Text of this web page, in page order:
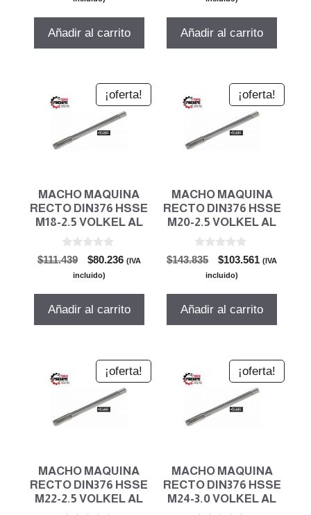
era:
es:
Añadir al carrito
era:
es:
Añadir al carrito
¡oferta!
MACHO MAQUINA
RECTO DIN376 HSSE
M18-2.5 VOLKEL AL
0
d
$111.439
El
precio
era:
$80.236El
es:
(IVA
incluido)
Añadir al carrito
¡oferta!
MACHO MAQUINA
RECTO DIN376 HSSE
M20-2.5 VOLKEL AL
0
d
$143.835
El
precio
era:
$103.561El(IVA
incluido)
Añadir al carrito
¡oferta!
MACHO MAQUINA
RECTO DIN376 HSSE
M22-2.5 VOLKEL AL
¡oferta!
MACHO MAQUINA
RECTO DIN376 HSSE
M24-3.0 VOLKEL AL